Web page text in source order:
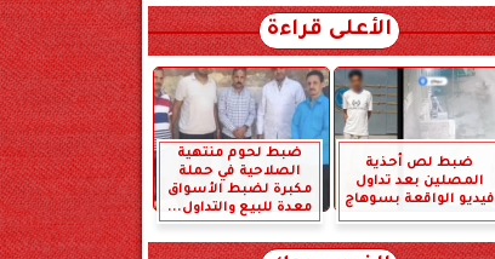
الأعلى قراءة
ضبط لص أحذية
المصلين بعد تداول
فيديو الواقعة بسوهاج
ضبط لحوم منتهية
الصلاحية في حملة
مكبرة لضبط الأسواق
معدة للبيع والتداول...